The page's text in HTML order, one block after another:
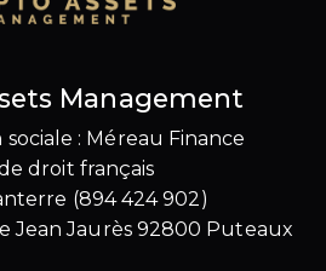
Management
: Méreau Finance
droit français
(894 424 902)
Jean Jaurès 92800 Puteaux